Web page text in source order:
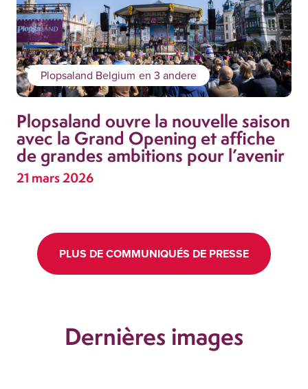
Plopsaland Belgium en 3 andere
Plopsaland ouvre la nouvelle saison
avec la Grand Opening et affiche
de grandes ambitions pour l’avenir
21 mars 2026
PLUS DE COMMUNIQUÉS DE PRESSE
Dernières images